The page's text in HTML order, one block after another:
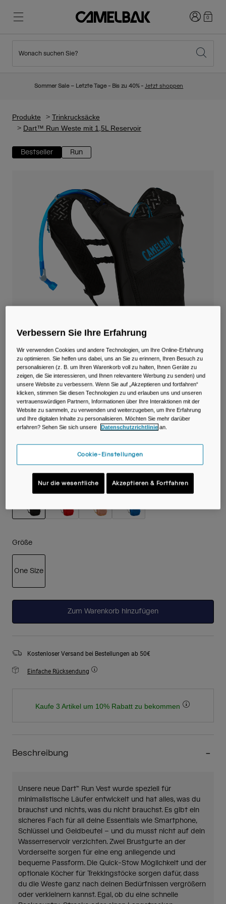
Neuigkeiten
Trinkrucksäcke
Sport Trinkflaschen
Flaschen
Becher & Travel Mugs
Gürtel & Hüfttaschen
Fahrradtaschen
Zubehör
Alle kaufen
Wandern
Reisen & Lifestyle
Weg mit Wegwerfartikel
Unsere Partner
Anmelden
0
Wonach suchen Sie?
Sommer Sale – Letzte Tage - Bis zu 40% -Jetzt shoppen
Produkte
Trinkrucksäcke
Dart™ Run Weste mit 1,5L Reservoir
Bestseller Run
Dart™ Run Weste mit 1,5L Reservoir
Artikelnr.38770-001-OS
€ 79,99
Farben -Black
Größe
One Size
Zum Warenkorb hinzufügen
Kostenloser Versand bei Bestellungen ab 50€
Einfache Rücksendung
Kaufe 3 Artikel um 10% Rabatt zu bekommen
Beschreibung
Unsere neue Dart™ Run Vest wurde speziell für
minimalistische Läufer entwickelt und hat alles, was du
brauchst und nichts, was du nicht brauchst. Es gibt ein
sicheres Fach für all deine Essentials wie Smartphone,
Schlüssel und Geldbeutel – und du musst nicht auf dein
Wasserreservoir verzichten. Zwei Brustgurte an der
Vorderseite sorgen für eine eng anliegende und
bequeme Passform. Die Quick-Stow Möglichkeit und der
optionale Köcher für Trekkingstöcke sorgen dafür, dass
du die Weste ganz nach deinen Bedürfnissen vergrößern
oder verkleinern kannst. Egal, ob du eine schnelle
Verbessern Sie Ihre Erfahrung
Wir verwenden Cookies und andere Technologien, um Ihre Online-Erfahrung
zu optimieren. Sie helfen uns dabei, uns an Sie zu erinnern, Ihren Besuch zu
personalisieren (z. B. um Ihren Warenkorb voll zu halten, Ihnen Geräte zu
zeigen, die Sie interessieren, und Ihnen relevantere Werbung zu senden) und
unsere Website zu verbessern. Wenn Sie auf „Akzeptieren und fortfahren“
klicken, stimmen Sie diesen Technologien zu und erlauben uns und unseren
vertrauenswürdigen Partnern, Informationen über Ihre Interaktionen mit der
Website zu sammeln, zu verwenden und weiterzugeben, um Ihre Erfahrung
und Ihre digitalen Inhalte zu personalisieren. Möchten Sie mehr darüber
erfahren? Sehen Sie sich unsere
Datenschutzrichtlinie an.
Cookie-Einstellungen
Nur die wesentliche Akzeptieren & Fortfahren